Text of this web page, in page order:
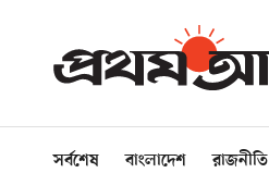
সর্বশেষ বাংলাদেশ রাজনীতি